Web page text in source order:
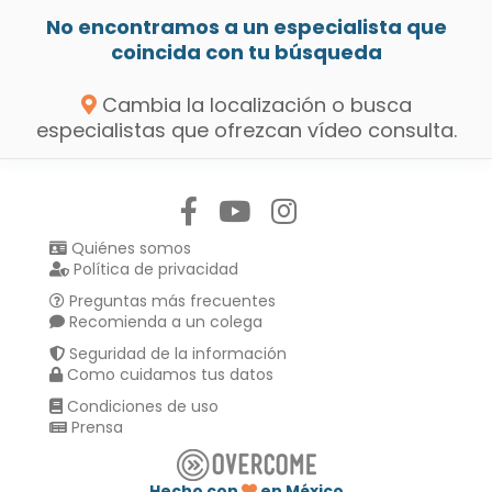
No encontramos a un especialista que
coincida con tu búsqueda
Cambia la localización o busca
especialistas que ofrezcan vídeo consulta.
Quiénes somos
Política de privacidad
Preguntas más frecuentes
Recomienda a un colega
Seguridad de la información
Como cuidamos tus datos
Condiciones de uso
Prensa